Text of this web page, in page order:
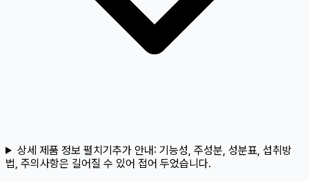
상세 제품 정보 펼치기추가 안내: 기능성, 주성분, 성분표, 섭취방
법, 주의사항은 길어질 수 있어 접어 두었습니다.